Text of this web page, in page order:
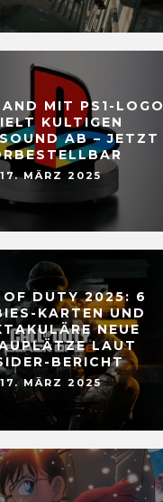
MIT PS1-LOGO
KULTIGEN
AB – JETZT
17. MÄRZ 2025
OF DUTY 2025: 6
KARTEN UND
NEUE
LAUT
BERICHT
17. MÄRZ 2025